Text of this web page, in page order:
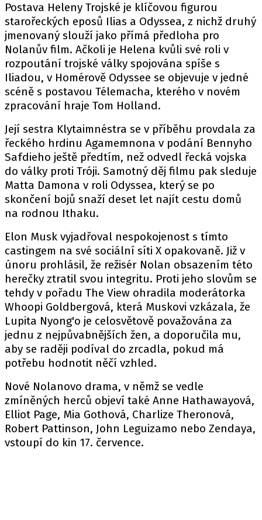
Postava Heleny Trojské je klíčovou figurou
starořeckých eposů Ilias a Odyssea, z nichž druhý
jmenovaný slouží jako přímá předloha pro
Nolanův film. Ačkoli je Helena kvůli své roli v
rozpoutání trojské války spojována spíše s
Iliadou, v Homérově Odyssee se objevuje v jedné
scéně s postavou Télemacha, kterého v novém
zpracování hraje Tom Holland.
Její sestra Klytaimnéstra se v příběhu provdala za
řeckého hrdinu Agamemnona v podání Bennyho
Safdieho ještě předtím, než odvedl řecká vojska
do války proti Tróji. Samotný děj filmu pak sleduje
Matta Damona v roli Odyssea, který se po
skončení bojů snaží deset let najít cestu domů
na rodnou Ithaku.
Elon Musk vyjadřoval nespokojenost s tímto
castingem na své sociální síti X opakovaně. Již v
únoru prohlásil, že režisér Nolan obsazením této
herečky ztratil svou integritu. Proti jeho slovům se
tehdy v pořadu The View ohradila moderátorka
Whoopi Goldbergová, která Muskovi vzkázala, že
Lupita Nyong'o je celosvětově považována za
jednu z nejpůvabnějších žen, a doporučila mu,
aby se raději podíval do zrcadla, pokud má
potřebu hodnotit něčí vzhled.
Nové Nolanovo drama, v němž se vedle
zmíněných herců objeví také Anne Hathawayová,
Elliot Page, Mia Gothová, Charlize Theronová,
Robert Pattinson, John Leguizamo nebo Zendaya,
vstoupí do kin 17. července.